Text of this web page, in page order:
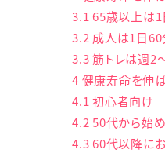
3.165歳以上は
3.2 成人は1日
3.3筋トレは週2
4 健康寿命を伸
4.1初心者向け｜
4.250代から始
4.360代以降に